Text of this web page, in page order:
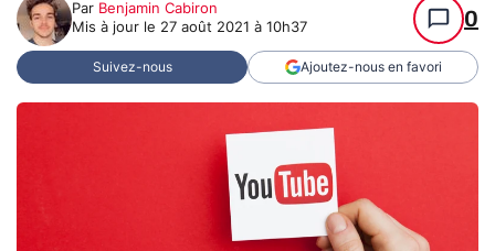
Par Benjamin Cabiron
Mis à jour le 27 août 2021 à 10h37 0
Suivez-nous Ajoutez-nous en favori